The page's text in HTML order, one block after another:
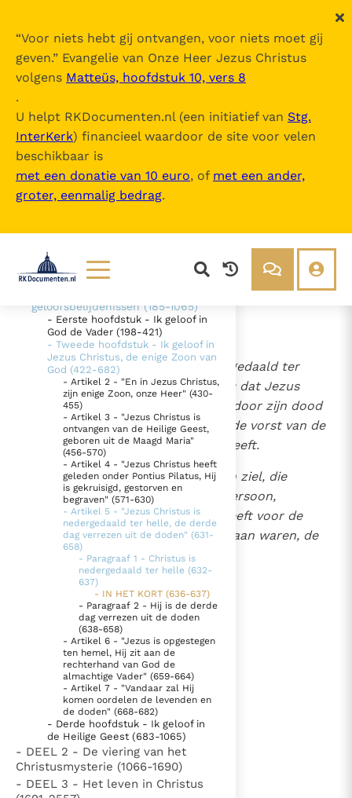
“Voor niets hebt gij ontvangen, voor niets moet gij
geven.” Evangelie van Onze Heer Jezus Christus
volgens Matteüs, hoofdstuk 10, vers 8
.
U helpt RKDocumenten.nl (een initiatief van Stg.
InterKerk) financieel waardoor de site voor velen
beschikbaar is
met een donatie van 10 euro, of met een ander,
groter, eenmalig bedrag.
Lezen
Documenten
Thema’s
Berichten
Denzinger
Over ons
Over RK Documenten
Meedoen
Nieuwsbrief
Gebruiksvoorwaarden
Nieuwste Documenten
5. Het gebed van de Kerk
In Christus wordt onze honger vervuld
Leer de kostbare parel van Gods koninkrijk te
herkennen
Gods Koninkrijk groeit stilletjes door liefde, niet door
De mystiek. De mystieke verschijnselen en de
Het Vaticaan publiceert een nieuwe Latijnse uitgave
van het Romeins martyrologium
Vaticaanse financiële waakhond verliest autonomie
Paus spreekt het Wereldvoedselprogramma toe
Paus Leo XIV in Pavia: "De stad is zowel een gave als
een taak"
Paus in Pavia: St. Augustinus toont ons de noodzaak om
"naar het innerlijk" toe te keren.
RK Documenten stelt heel veel belangrijke
Catechismus van de Katholieke Kerk
Inhoudsopgave
uitklappen
- Intro
1065)
- EERSTE SECTIE - "Ik geloof" -
"Wij geloven" (26-184)
- TWEEDE SECTIE De belijdenis
geloofsbelijdenissen (185-1065)
- Eerste hoofdstuk - Ik geloof in
God de Vader (198-421)
- Tweede hoofdstuk - Ik geloof in
Jezus Christus, de enige Zoon van
God (422-682)
- Artikel 2 - "En in Jezus Christus,
zijn enige Zoon, onze Heer" (430-
455)
- Artikel 3 - "Jezus Christus is
ontvangen van de Heilige Geest,
geboren uit de Maagd Maria"
(456-570)
- Artikel 4 - "Jezus Christus heeft
geleden onder Pontius Pilatus, Hij
is gekruisigd, gestorven en
begraven" (571-630)
- Artikel 5 - "Jezus Christus is
nedergedaald ter helle, de derde
dag verrezen uit de doden" (631-
658)
- Paragraaf 1 - Christus is
nedergedaald ter helle (632-
637)
- IN HET KORT (636-637)
- Paragraaf 2 - Hij is de derde
dag verrezen uit de doden
(638-658)
- Artikel 6 - "Jezus is opgestegen
ten hemel, Hij zit aan de
rechterhand van God de
almachtige Vader" (659-664)
- Artikel 7 - "Vandaar zal Hij
komen oordelen de levenden en
de doden" (668-682)
- Derde hoofdstuk - Ik geloof in
de Heilige Geest (683-1065)
- DEEL 2 - De viering van het
Christusmysterie (1066-1690)
- DEEL 3 - Het leven in Christus
- IN HET KORT (636-637)
Met de woorden "Jezus is nedergedaald ter
helle" belijdt de geloofsbelijdenis dat Jezus
werkelijk gestorven is en dat Hij door zijn dood
voor ons de dood en de duivel, "de vorst van de
dood" (Heb. 2, 14)overwonnen heeft.
De gestorven Christus is met zijn ziel, die
verenigd is met zijn goddelijke persoon,
afgedaald in het dodenrijk. Hij heeft voor de
rechtvaardigen die Hem voorgegaan waren, de
poorten van de hemel geopend.
lees verder